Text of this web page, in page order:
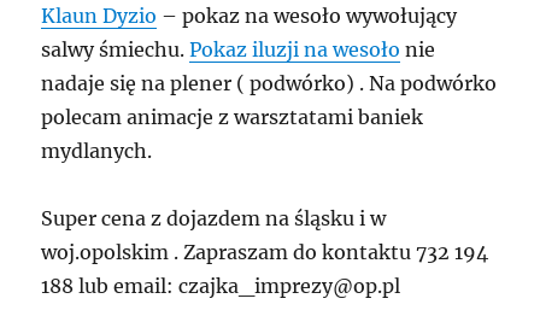
Klaun Dyzio – pokaz na wesoło wywołujący
salwy śmiechu.Pokaz iluzji na wesoło nie
nadaje się na plener ( podwórko) . Na podwórko
polecam animacje z warsztatami baniek
mydlanych.
Super cena z dojazdem na śląsku i w
woj.opolskim . Zapraszam do kontaktu 732 194
188 lub email: czajka_imprezy@op.pl